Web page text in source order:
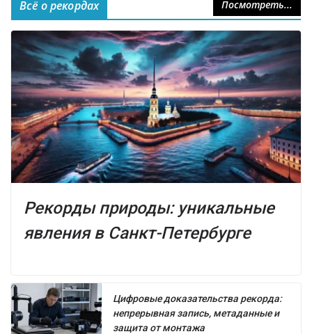
Всё о рекордах Посмотреть...
Рекорды природы: уникальные
явления в Санкт-Петербурге
Цифровые доказательства рекорда:
непрерывная запись, метаданные и
защита от монтажа